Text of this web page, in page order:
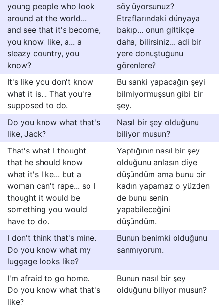
young people who look
around at the world...
and see that it's become,
you know, like, a... a
sleazy country, you
know?
söylüyorsunuz?
Etraflarındaki dünyaya
bakıp... onun gittikçe
daha, bilirsiniz... adi bir
yere dönüştüğünü
görenlere?
It's like you don't know
what it is... That you're
supposed to do.
Bu sanki yapacağın şeyi
bilmiyormuşsun gibi bir
şey.
Do you know what that's
like, Jack?
Nasıl bir şey olduğunu
biliyor musun?
That's what I thought...
that he should know
what it's like... but a
woman can't rape... so I
thought it would be
something you would
have to do.
Yaptığının nasıl bir şey
olduğunu anlasın diye
düşündüm ama bunu bir
kadın yapamaz o yüzden
de bunu senin
yapabileceğini
düşündüm.
I don't think that's mine.
Do you know what my
luggage looks like?
Bunun benimki olduğunu
sanmıyorum.
I'm afraid to go home.
Do you know what that's
like?
Bunun nasıl bir şey
olduğunu biliyor musun?